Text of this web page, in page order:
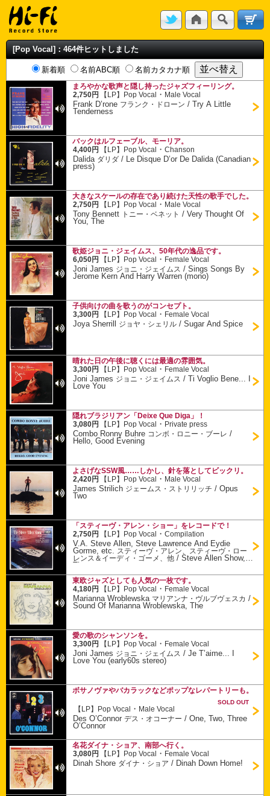
[Pop Vocal]：464件ヒットしました
新着順 名前ABC順 名前カタカナ順
まろやかな歌声と隠し持ったジャズフィーリング。
2,750円
【LP】 Pop Vocal ・ Male Vocal
Frank D’rone フランク・ドローン /Try A Little
Tenderness
バックはルフェーブル、モーリア。
4,400円
【LP】 Pop Vocal ・Chanson
Dalida ダリダ / Le Disque D’or De Dalida (Canadian
press)
大きなスケールの存在であり続けた天性の歌手でした。
2,750円
【LP】 Pop Vocal ・ Male Vocal
Tony Bennett トニー・ベネット /Very Thought Of
You, The
歌姫ジョニ・ジェイムス、50年代の逸品です。
6,050円
【LP】 Pop Vocal ・ Female Vocal
Joni James ジョニ・ジェイムス /Sings Songs By
Jerome Kern And Harry Warren (mono)
子供向けの曲を歌うのがコンセプト。
3,300円
【LP】 Pop Vocal ・ Female Vocal
Joya Sherrill ジョヤ・シェリル /Sugar And Spice
晴れた日の午後に聴くには最適の雰囲気。
3,300円
【LP】 Pop Vocal ・ Female Vocal
Joni James ジョニ・ジェイムス /Ti Voglio Bene... I
Love You
隠れブラジリアン「Deixe Que Diga」！
3,080円
【LP】 Pop Vocal ・ Private press
Combo Ronny Buhre コンボ・ロニー・ブーレ /
Hello, Good Evening
よさげなSSW風……しかし、針を落としてビックリ。
2,420円
【LP】 Pop Vocal ・ Male Vocal
James Strilich ジェームス・ストリリッチ /Opus
Two
「スティーヴ・アレン・ショー」をレコードで！
2,750円
【LP】 Pop Vocal ・Compilation
V.A. Steve Allen, Steve Lawrence And Eydie
Gorme, etc.
スティーヴ・アレン、スティーヴ・ロー
レンス＆イーディ・ゴーメ、他 /Steve Allen Show,
The
東欧ジャズとしても人気の一枚です。
4,180円
【LP】 Pop Vocal ・ Female Vocal
Marianna Wroblewska マリアンナ・ヴルブヴェスカ /
Sound Of Marianna Wroblewska, The
愛の歌のシャンソンを。
3,300円
【LP】 Pop Vocal ・ Female Vocal
Joni James ジョニ・ジェイムス /Je T’aime... I
Love You (early60s stereo)
ボサノヴァやバカラックなどポップなレパートリーも。
SOLD OUT
【LP】 Pop Vocal ・ Male Vocal
Des O’Connorデス・オコーナー /One, Two, Three
O’Connor
名花ダイナ・ショア、南部へ行く。
3,080円
【LP】 Pop Vocal ・ Female Vocal
Dinah Shore ダイナ・ショア / Dinah Down Home!